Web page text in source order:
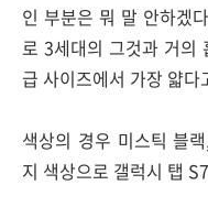
인 부분은 뭐 말 안하겠
로 3세대의 그것과 거의
급 사이즈에서 가장 얇다
색상의 경우 미스틱 블
지 색상으로 갤럭시 탭